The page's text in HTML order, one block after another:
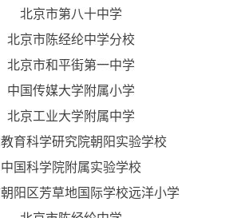
北京市第八十中学
北京市陈经纶中学分校
北京市和平街第一中学
中国传媒大学附属小学
北京工业大学附属中学
育科学研究院朝阳实验学校
中国科学院附属实验学校
阳区芳草地国际学校远洋小学